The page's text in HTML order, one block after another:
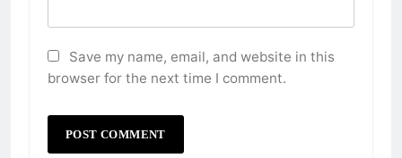
Save my name, email, and website in this
browser for the next time I comment.